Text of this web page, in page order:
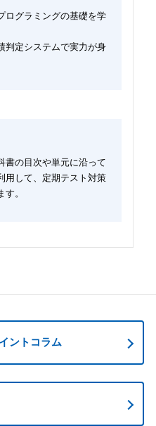
ログラミングの基礎を学
判定システムで実力が身
書の目次や単元に沿って
用して、定期テスト対策
。
ントコラム